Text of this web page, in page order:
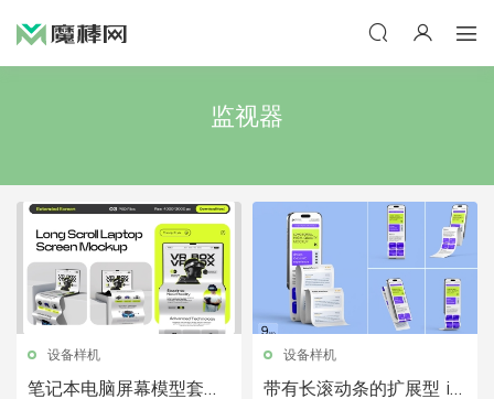
监视器
设备样机
笔记本电脑屏幕模型套
设备样机
带有长滚动条的扩展型 iP